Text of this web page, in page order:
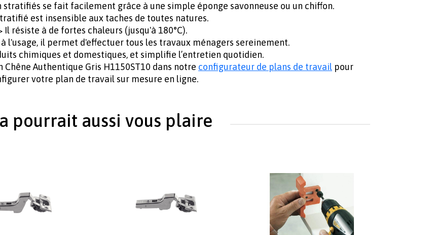
stratifiés se fait facilement grâce à une simple éponge savonneuse ou un chiffon.
est insensible aux taches de toutes natures.
Il résiste à de fortes chaleurs (jusqu'à 180°C).
l'usage, il permet d'effectuer tous les travaux ménagers sereinement.
chimiques et domestiques, et simplifie l’entretien quotidien.
Authentique Gris H1150ST10 dans notre configurateur de plans de travail pour
votre plan de travail sur mesure en ligne.
pourrait aussi vous plaire